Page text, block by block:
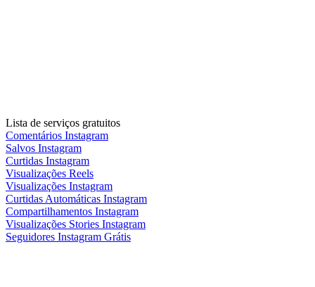
Lista de serviços gratuitos
Comentários Instagram
Salvos Instagram
Curtidas Instagram
Visualizações Reels
Visualizações Instagram
Curtidas Automáticas Instagram
Compartilhamentos Instagram
Visualizações Stories Instagram
Seguidores Instagram Grátis